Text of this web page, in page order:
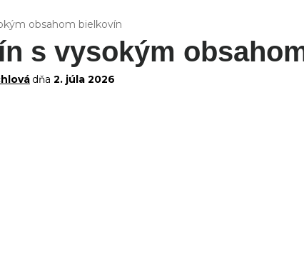
obsahom bielkovín
s vysokým
dňa 2. júla 2026